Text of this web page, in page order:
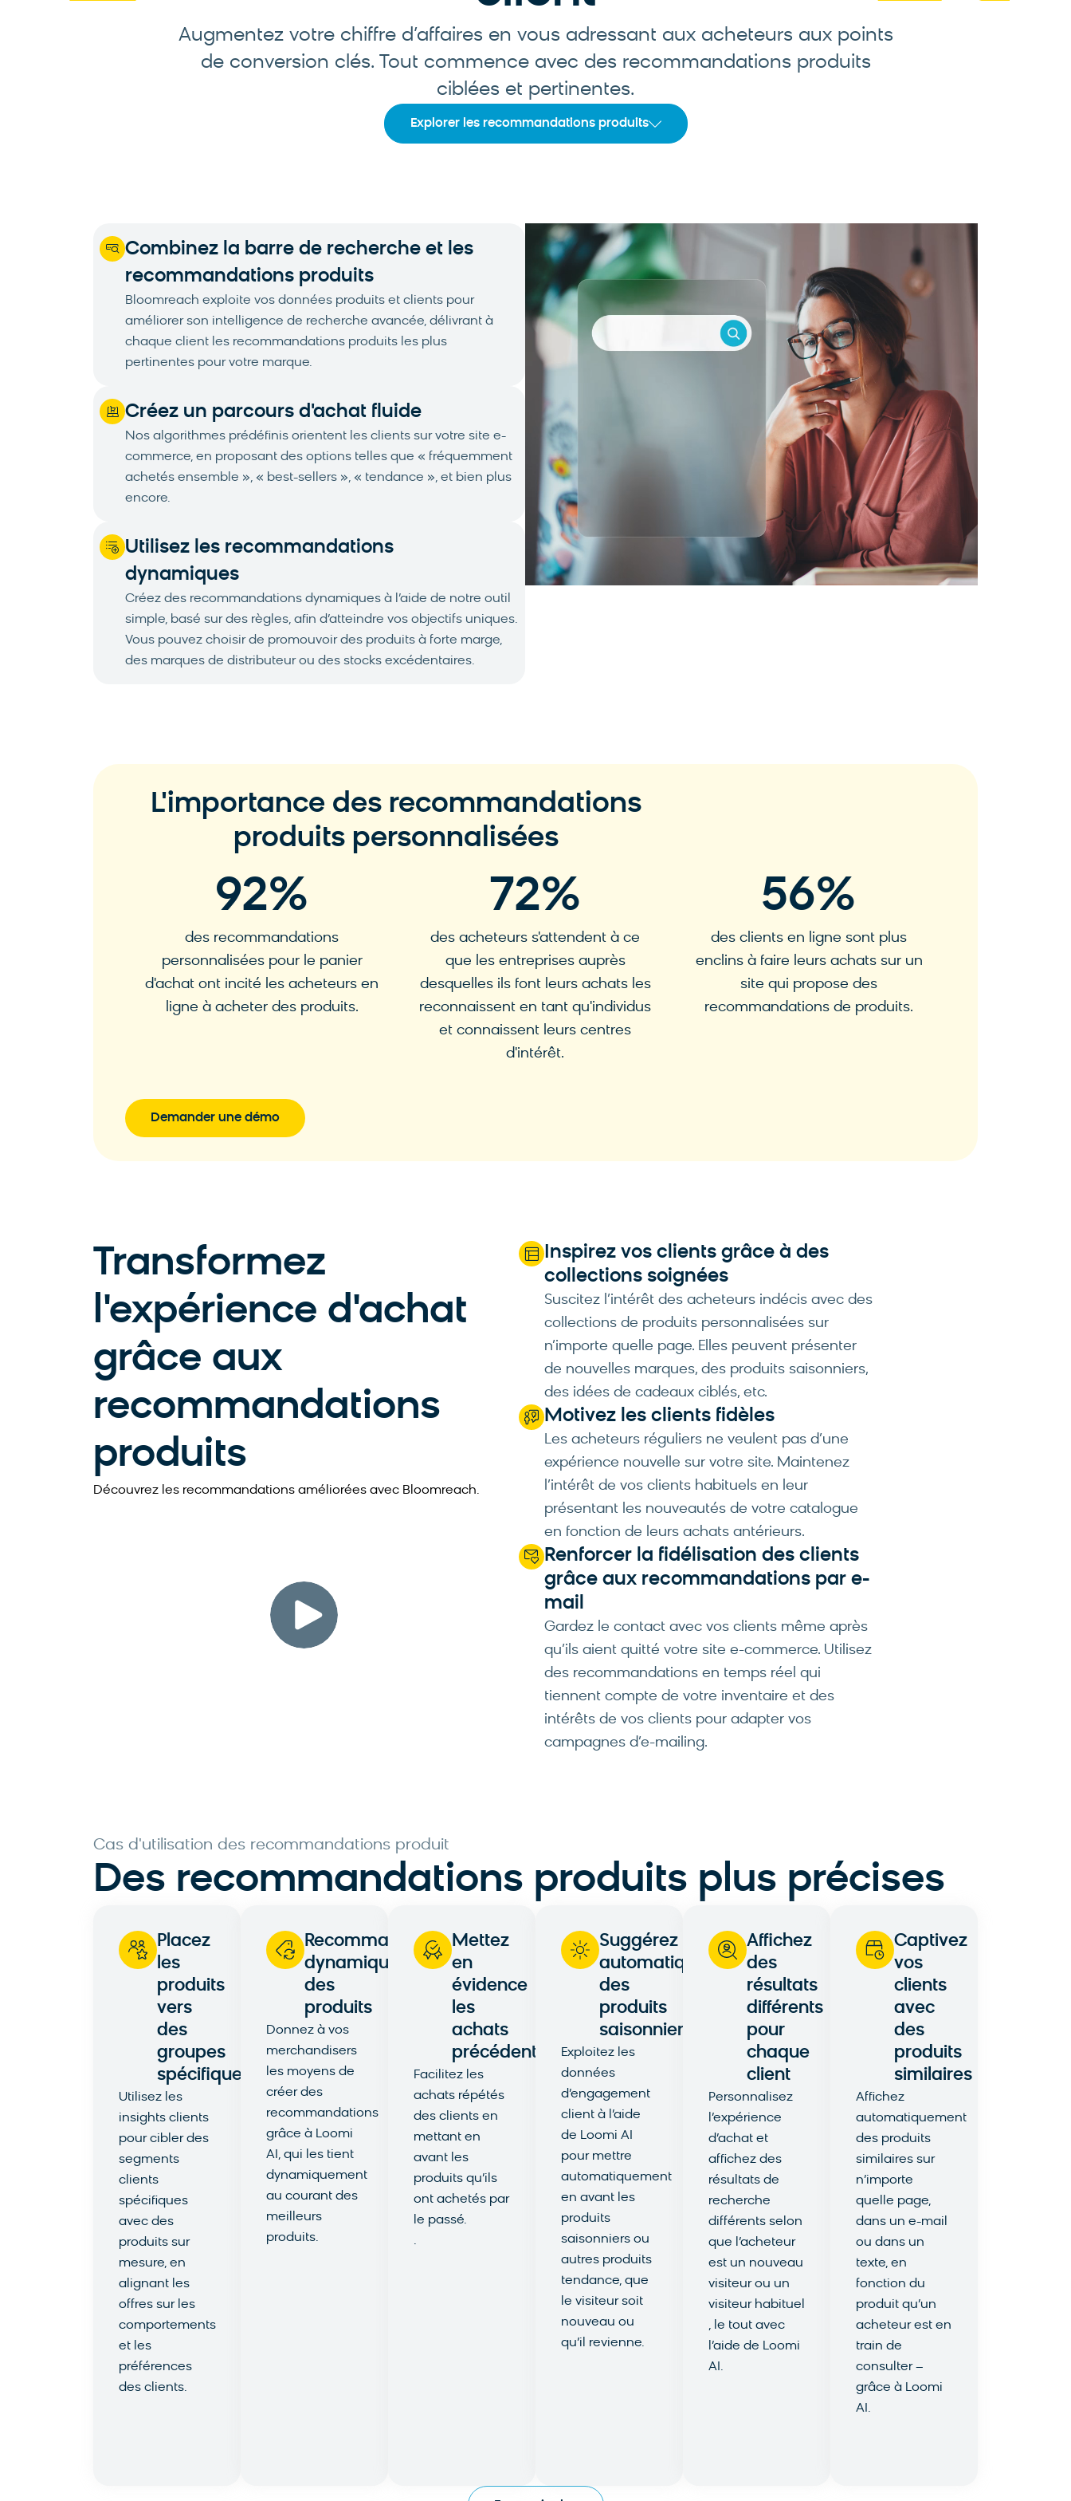
Augmentez votre chiffre d’affaires en vous adressant aux acheteurs aux points
de conversion clés. Tout commence avec des recommandations produits
ciblées et pertinentes.
Explorer les recommandations produits
Combinez la barre de recherche et les
recommandations produits
Bloomreach exploite vos données produits et clients pour
améliorer son intelligence de recherche avancée, délivrant à
chaque client les recommandations produits les plus
pertinentes pour votre marque.
Créez un parcours d'achat fluide
Nos algorithmes prédéfinis orientent les clients sur votre site e-
commerce, en proposant des options telles que « fréquemment
achetés ensemble », « best-sellers », « tendance », et bien plus
encore.
Utilisez les recommandations
dynamiques
Créez des recommandations dynamiques à l’aide de notre outil
simple, basé sur des règles, afin d’atteindre vos objectifs uniques.
Vous pouvez choisir de promouvoir des produits à forte marge,
des marques de distributeur ou des stocks excédentaires.
L'importance des recommandations
produits personnalisées
des recommandations
personnalisées pour le panier
d'achat ont incité les acheteurs en
ligne à acheter des produits.
92%
des acheteurs s'attendent à ce
que les entreprises auprès
desquelles ils font leurs achats les
reconnaissent en tant qu'individus
et connaissent leurs centres
d'intérêt.
72%
des clients en ligne sont plus
enclins à faire leurs achats sur un
site qui propose des
recommandations de produits.
56%
Demander une démo
Transformez
l'expérience d'achat
grâce aux
recommandations
produits
Découvrez les recommandations améliorées avec Bloomreach.
Inspirez vos clients grâce à des
collections soignées
Suscitez l’intérêt des acheteurs indécis avec des
collections de produits personnalisées sur
n’importe quelle page. Elles peuvent présenter
de nouvelles marques, des produits saisonniers,
des idées de cadeaux ciblés, etc.
Motivez les clients fidèles
Les acheteurs réguliers ne veulent pas d’une
expérience nouvelle sur votre site. Maintenez
l’intérêt de vos clients habituels en leur
présentant les nouveautés de votre catalogue
en fonction de leurs achats antérieurs.
Renforcer la fidélisation des clients
grâce aux recommandations par e-
mail
Gardez le contact avec vos clients même après
qu’ils aient quitté votre site e-commerce. Utilisez
des recommandations en temps réel qui
tiennent compte de votre inventaire et des
intérêts de vos clients pour adapter vos
campagnes d’e-mailing.
Cas d'utilisation des recommandations produit
Des recommandations produits plus précises
Placez
les
produits
vers
des
groupes
spécifiques
Utilisez les
insights clients
pour cibler des
segments
clients
spécifiques
avec des
produits sur
mesure, en
alignant les
offres sur les
comportements
et les
préférences
des clients.
Recommandez
dynamiquement
des
produits
Donnez à vos
merchandisers
les moyens de
créer des
recommandations
grâce à Loomi
AI, qui les tient
dynamiquement
au courant des
meilleurs
produits.
Mettez
en
évidence
les
achats
précédents
Facilitez les
achats répétés
des clients en
mettant en
avant les
produits qu’ils
ont achetés par
le passé.
.
Suggérez
automatiquement
des
produits
saisonniers
Exploitez les
données
d’engagement
client à l’aide
de Loomi AI
pour mettre
automatiquement
en avant les
produits
saisonniers ou
autres produits
tendance, que
le visiteur soit
nouveau ou
qu’il revienne.
Affichez
des
résultats
différents
pour
chaque
client
Personnalisez
l’expérience
d’achat et
affichez des
résultats de
recherche
différents selon
que l’acheteur
est un nouveau
visiteur ou un
visiteur habituel
, le tout avec
l’aide de Loomi
AI.
Captivez
vos
clients
avec
des
produits
similaires
Affichez
automatiquement
des produits
similaires sur
n’importe
quelle page,
dans un e-mail
ou dans un
texte, en
fonction du
produit qu’un
acheteur est en
train de
consulter–
grâce à Loomi
AI.